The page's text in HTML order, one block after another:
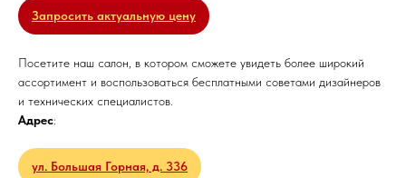
Запросить актуальную цену
Посетите наш салон, в котором сможете увидеть более широкий
ассортимент и воспользоваться бесплатными советами дизайнеров
и технических специалистов.
Адрес:
ул. Большая Горная, д. 336